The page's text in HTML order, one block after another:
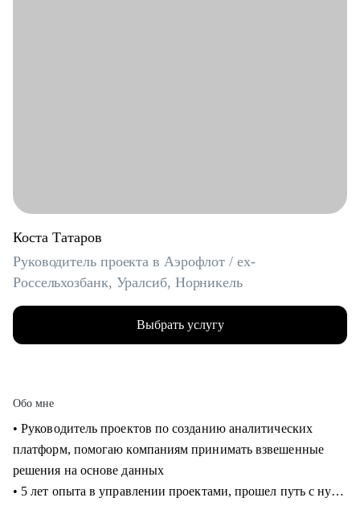
Коста Татаров
Руководитель проекта в Аэрофлот / ex-
Россельхозбанк, Уралсиб, Норникель
Выбрать услугу
Обо мне
• Руководитель проектов по созданию аналитических
платформ, помогаю компаниям принимать взвешенные
решения на основе данных
• 5 лет опыта в управлении проектами, прошел путь с нуля